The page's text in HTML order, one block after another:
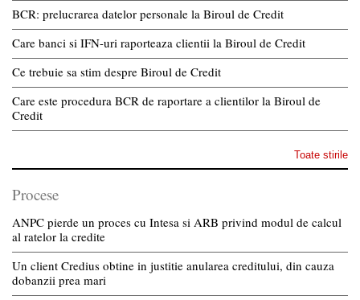
BCR: prelucrarea datelor personale la Biroul de Credit
Care banci si IFN-uri raporteaza clientii la Biroul de Credit
Ce trebuie sa stim despre Biroul de Credit
Care este procedura BCR de raportare a clientilor la Biroul de
Credit
Toate stirile
Procese
ANPC pierde un proces cu Intesa si ARB privind modul de calcul
al ratelor la credite
Un client Credius obtine in justitie anularea creditului, din cauza
dobanzii prea mari